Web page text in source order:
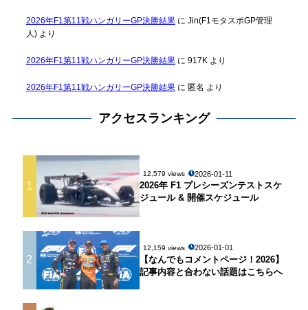
2026年F1第11戦ハンガリーGP決勝結果に Jin(F1モタスポGP管理
人)より
2026年F1第11戦ハンガリーGP決勝結果に 917Kより
2026年F1第11戦ハンガリーGP決勝結果に 匿名 より
アクセスランキング
1
12,579 views 2026-01-11
2026年 F1 プレシーズンテストスケ
ジュール & 開催スケジュール
2
12,159 views 2026-01-01
【なんでもコメントページ！2026】
記事内容と合わない話題はこちらへ